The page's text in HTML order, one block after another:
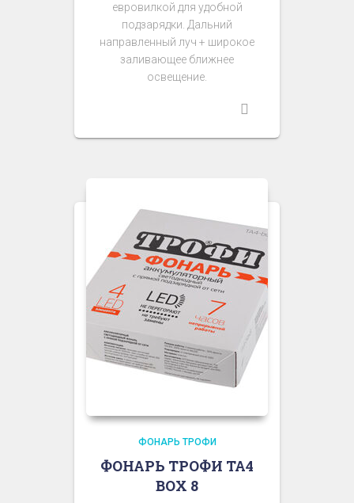
евровилкой для удобной
подзарядки. Дальний
направленный луч + широкое
заливающее ближнее
освещение.
ФОНАРЬ ТРОФИ
ФОНАРЬ ТРОФИ TA4
BOX 8